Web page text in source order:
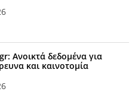
Ανοικτά δεδομένα για
και καινοτομία